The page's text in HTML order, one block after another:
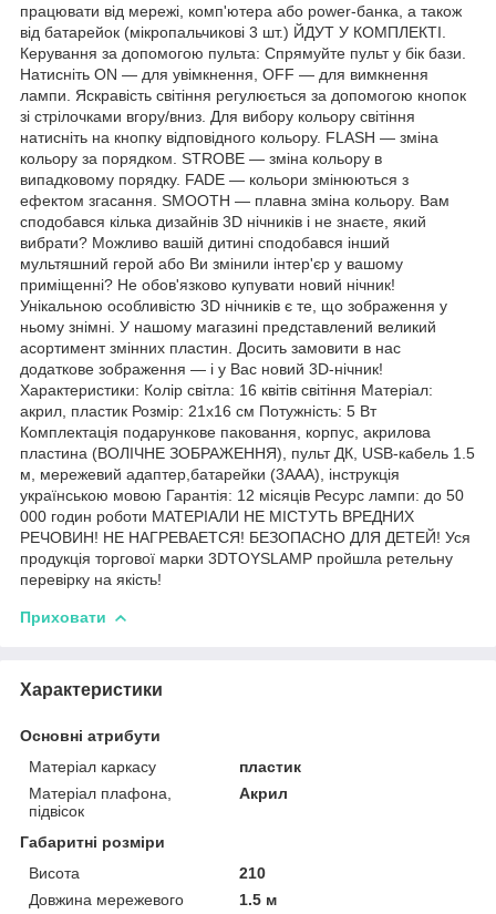
працювати від мережі, комп'ютера або power-банка, а також
від батарейок (мікропальчикові 3 шт.) ЙДУТ У КОМПЛЕКТІ.
Керування за допомогою пульта: Спрямуйте пульт у бік бази.
Натисніть ON — для увімкнення, OFF — для вимкнення
лампи. Яскравість світіння регулюється за допомогою кнопок
зі стрілочками вгору/вниз. Для вибору кольору світіння
натисніть на кнопку відповідного кольору. FLASH — зміна
кольору за порядком. STROBE — зміна кольору в
випадковому порядку. FADE — кольори змінюються з
ефектом згасання. SMOOTH — плавна зміна кольору. Вам
сподобався кілька дизайнів 3D нічників і не знаєте, який
вибрати? Можливо вашій дитині сподобався інший
мультяшний герой або Ви змінили інтер'єр у вашому
приміщенні? Не обов'язково купувати новий нічник!
Унікальною особливістю 3D нічників є те, що зображення у
ньому знімні. У нашому магазині представлений великий
асортимент змінних пластин. Досить замовити в нас
додаткове зображення — і у Вас новий 3D-нічник!
Характеристики: Колір світла: 16 квітів світіння Матеріал:
акрил, пластик Розмір: 21х16 см Потужність: 5 Вт
Комплектація подарункове паковання, корпус, акрилова
пластина (ВОЛІЧНЕ ЗОБРАЖЕННЯ), пульт ДК, USB-кабель 1.5
м, мережевий адаптер,батарейки (3ААА), інструкція
українською мовою Гарантія: 12 місяців Ресурс лампи: до 50
000 годин роботи МАТЕРІАЛИ НЕ МІСТУТЬ ВРЕДНИХ
РЕЧОВИН! НЕ НАГРЕВАЕТСЯ! БЕЗОПАСНО ДЛЯ ДЕТЕЙ! Уся
продукція торгової марки 3DTOYSLAMP пройшла ретельну
перевірку на якість!
Приховати
Характеристики
Основні атрибути
Матеріал каркасу
пластик
Матеріал плафона,
підвісок
Акрил
Габаритні розміри
Висота
210
Довжина мережевого
1.5 м